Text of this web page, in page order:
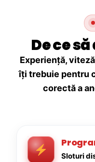
De ce să
Experiență,
îți trebuie pentru
corectă a
Sloturi